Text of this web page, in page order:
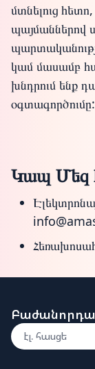
մտնելուց
պայմաններով
կամ մասամբ
խնդրում ենք
օգտագործումը:
Կապ Մեզ